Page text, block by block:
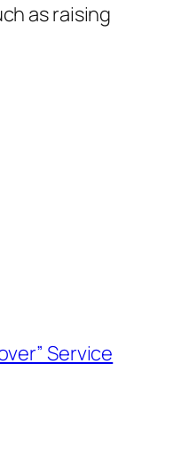
as raising
Service